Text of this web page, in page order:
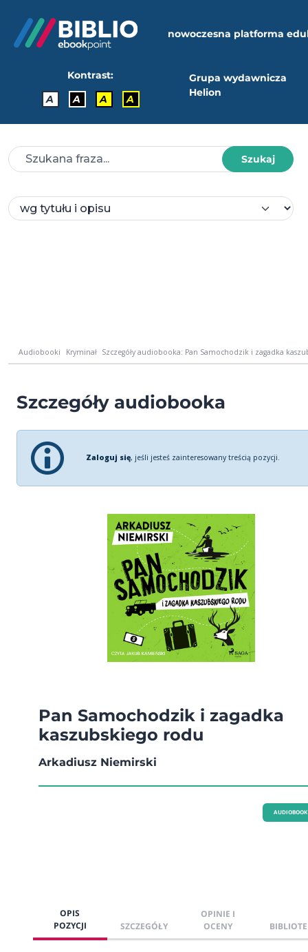
nowoczesna platforma
Kontrast:
A
A A A
Grupa wydawnicza
Helion
Szukaj
Audiobooki Kryminał Szczegóły audiobooka: Pan Samochodzik i zagadka
Szczegóły audiobooka
Zaloguj się, jeśli jesteś zainteresowany treścią pozycji.
Pan Samochodzik i zagadka
kaszubskiego rodu
Arkadiusz Niemirski
AUDIOBOOK
OPIS
POZYCJI
SZCZEGÓŁY
OPINIE I
OCENY